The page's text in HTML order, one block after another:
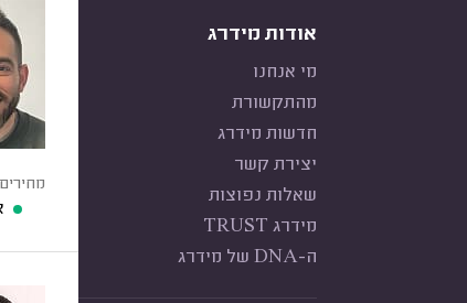
אודות מידרג
מי אנחנו
מהתקשורת
חדשות מידרג
יצירת קשר
שאלות נפוצות
מידרג TRUST
ה-DNA של מידרג